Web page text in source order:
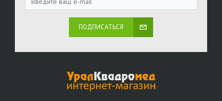
ПОДПИСАТЬСЯ